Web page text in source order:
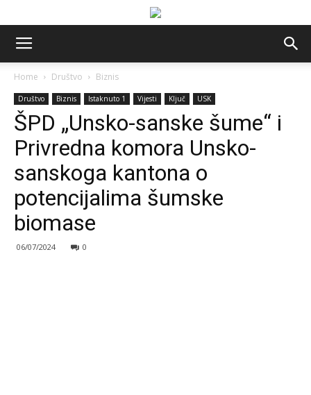
Home Društvo Biznis
Društvo Biznis Istaknuto 1 Vijesti Ključ USK
ŠPD „Unsko-sanske šume“ i
Privredna komora Unsko-
sanskoga kantona o
potencijalima šumske
biomase
06/07/2024 0